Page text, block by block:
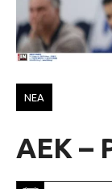
ΝΕΑ
ΑΕΚ –